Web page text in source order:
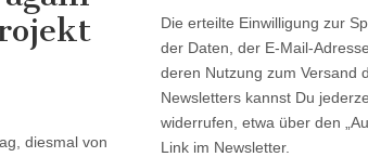
diesmal von
Die erteilte Einwilligung zur
der Daten, der E-Mail-
deren Nutzung zum Versand
Newsletters kannst Du
widerrufen, etwa über den
Link im Newsletter.